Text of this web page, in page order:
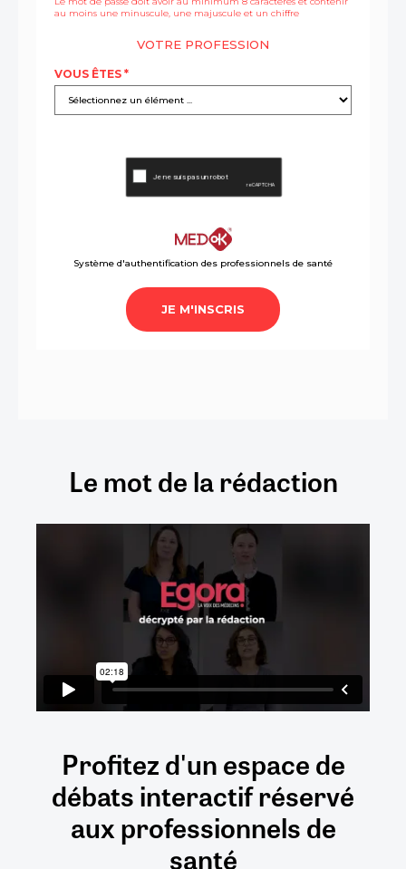
Le mot de la rédaction
Profitez d'un espace de
débatsinteractifréservé
auxprofessionnels de
santé